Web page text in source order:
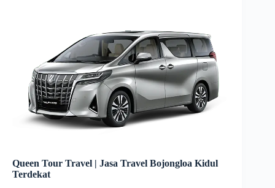
Queen Tour Travel | Jasa Travel Bojongloa Kidul
Terdekat